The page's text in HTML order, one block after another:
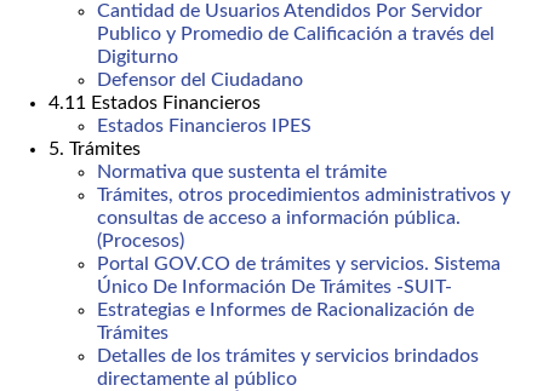
Cantidad de Usuarios Atendidos Por Servidor
Publico y Promedio de Calificación a través del
Digiturno
Defensor del Ciudadano
4.11 Estados Financieros
Estados Financieros IPES
5. Trámites
Normativa que sustenta el trámite
Trámites, otros procedimientos administrativos y
consultas de acceso a información pública.
(Procesos)
Portal GOV.CO de trámites y servicios. Sistema
Único De Información De Trámites -SUIT-
Estrategias e Informes de Racionalización de
Trámites
Detalles de los trámites y servicios brindados
directamente al público